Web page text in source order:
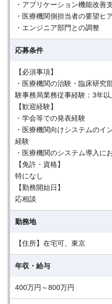
・アプリケーション機能改善
・医療機関側担当者の要望ヒ
・エンジニア部門との調整
応募条件
【必須事項】
・医療機関の治験・臨床研究
験事務局業務従事経験：3年以
【歓迎経験】
・学会等での発表経験
・医療機関向けシステムのイ
経験
・医療機関のシステム導入に
【免許・資格】
特になし
【勤務開始日】
応相談
勤務地
【住所】在宅可、東京
年収・給与
400万円～800万円